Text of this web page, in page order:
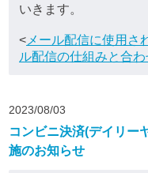
いきます。
< メール配信に使用さ
ル配信の仕組みと合
2023/08/03
コンビニ決済(デイリー
施のお知らせ